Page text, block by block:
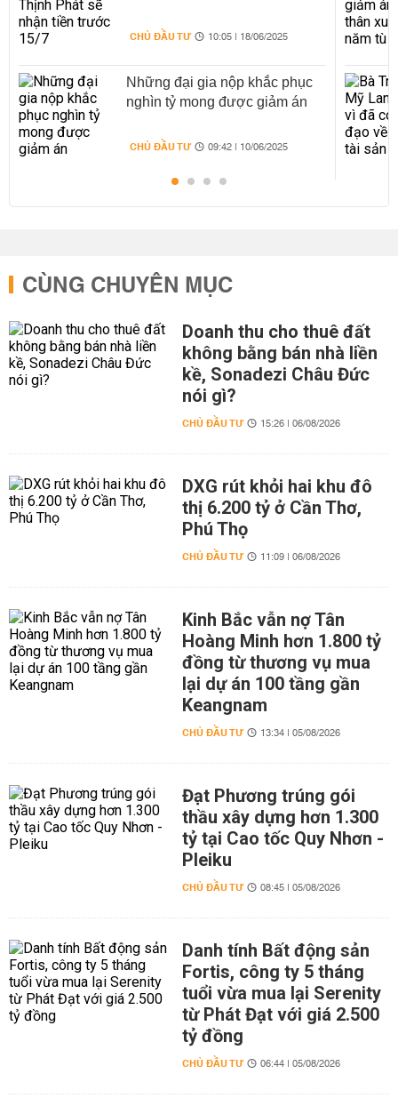
CHỦ ĐẦU TƯ 10:05 | 18/06/2025
Những đại gia nộp khắc phục
nghìn tỷ mong được giảm án
CHỦ ĐẦU TƯ 09:42 | 10/06/2025
CÙNG CHUYÊN MỤC
Doanh thu cho thuê đất
không bằng bán nhà liền
kề, Sonadezi Châu Đức
nói gì?
CHỦ ĐẦU TƯ 15:26 | 06/08/2026
DXG rút khỏi hai khu đô
thị 6.200 tỷ ở Cần Thơ,
Phú Thọ
CHỦ ĐẦU TƯ 11:09 | 06/08/2026
Kinh Bắc vẫn nợ Tân
Hoàng Minh hơn 1.800 tỷ
đồng từ thương vụ mua
lại dự án 100 tầng gần
Keangnam
CHỦ ĐẦU TƯ 13:34 | 05/08/2026
Đạt Phương trúng gói
thầu xây dựng hơn 1.300
tỷ tại Cao tốc Quy Nhơn -
Pleiku
CHỦ ĐẦU TƯ 08:45 | 05/08/2026
Danh tính Bất động sản
Fortis, công ty 5 tháng
tuổi vừa mua lại Serenity
từ Phát Đạt với giá 2.500
tỷ đồng
CHỦ ĐẦU TƯ 06:44 | 05/08/2026